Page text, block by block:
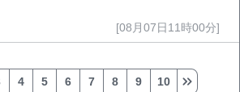
[08月07日11時00分]
4 5 6 7 8 9 10